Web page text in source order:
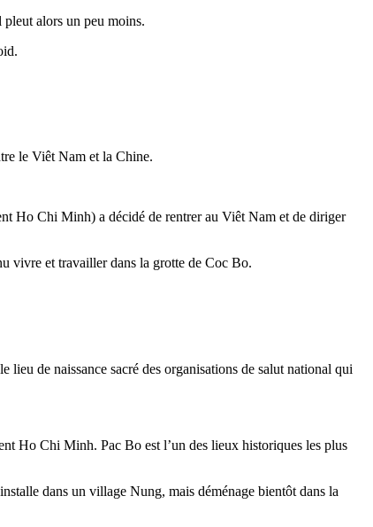
pleut alors un peu moins.
le Viêt Nam et la Chine.
Ho Chi Minh) a décidé de rentrer au Viêt Nam et de diriger
vivre et travailler dans la grotte de Coc Bo.
de naissance sacré des organisations de salut national qui
Ho Chi Minh. Pac Bo est l’un des lieux historiques les plus
dans un village Nung, mais déménage bientôt dans la